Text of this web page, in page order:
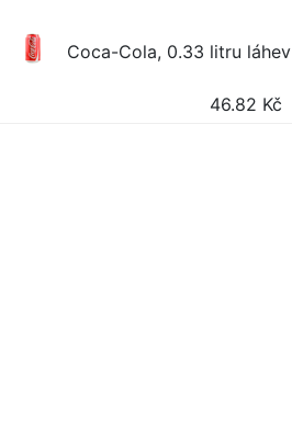
Coca-Cola, 0.33 litru láhev
46.82 Kč